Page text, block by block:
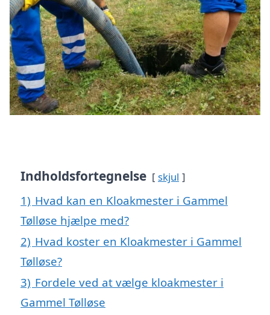
Indholdsfortegnelse skjul
1) Hvad kan en Kloakmester i Gammel
Tølløse hjælpe med?
2) Hvad koster en Kloakmester i Gammel
Tølløse?
3) Fordele ved at vælge kloakmester i
Gammel Tølløse